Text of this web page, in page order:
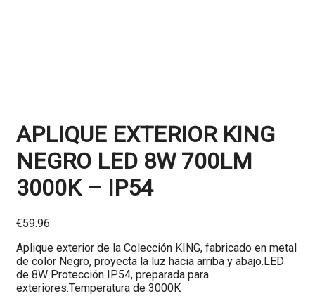
APLIQUE EXTERIOR KING
NEGRO LED 8W 700LM
3000K – IP54
€59.96
Aplique exterior de la Colección KING, fabricado en metal
de color Negro, proyecta la luz hacia arriba y abajo.LED
de 8W Protección IP54, preparada para
exteriores.Temperatura de 3000K